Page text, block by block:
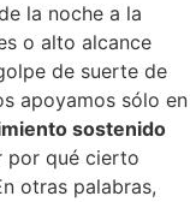
la noche a la
o alto alcance
de suerte de
apoyamos sólo en
sostenido
por qué cierto
otras palabras,